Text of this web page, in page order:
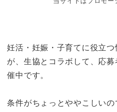
妊活・妊娠・子育てに役立つ
が、生協とコラボして、応
催中です。
条件がちょっとややこしいの